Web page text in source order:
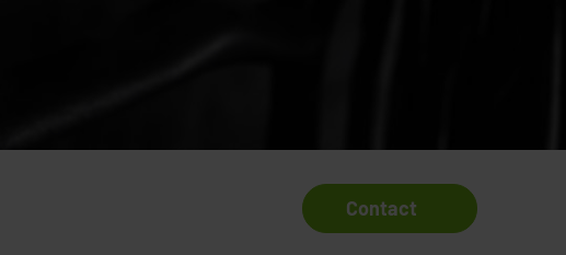
Contact